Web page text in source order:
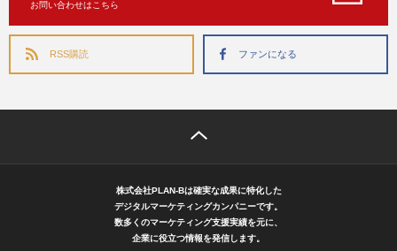
お問い合わせはこちら
RSS購読 ファンになる
株式会社PLAN-Bは確実な成果に特化した
デジタルマーケティングカンパニーです。
数多くのマーケティング支援実績を元に、
企業に役立つ情報を発信します。